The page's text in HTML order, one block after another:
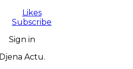
Likes
Subscribe
Sign in
Djena Actu.